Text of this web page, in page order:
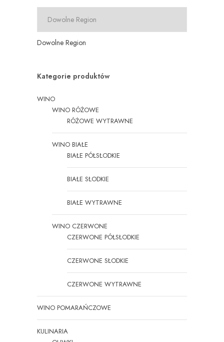
Dowolne Region
Kategorie produktów
WINO
WINO RÓŻOWE
RÓŻOWE WYTRAWNE
WINO BIAŁE
BIAŁE PÓŁSŁODKIE
BIAŁE SŁODKIE
BIAŁE WYTRAWNE
WINO CZERWONE
CZERWONE PÓŁSŁODKIE
CZERWONE SŁODKIE
CZERWONE WYTRAWNE
WINO POMARAŃCZOWE
KULINARIA